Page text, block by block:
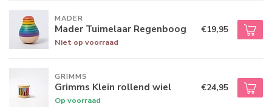
MADER
Mader Tuimelaar Regenboog
Niet op voorraad
€19,95
GRIMMS
Grimms Klein rollend wiel
Op voorraad
€24,95